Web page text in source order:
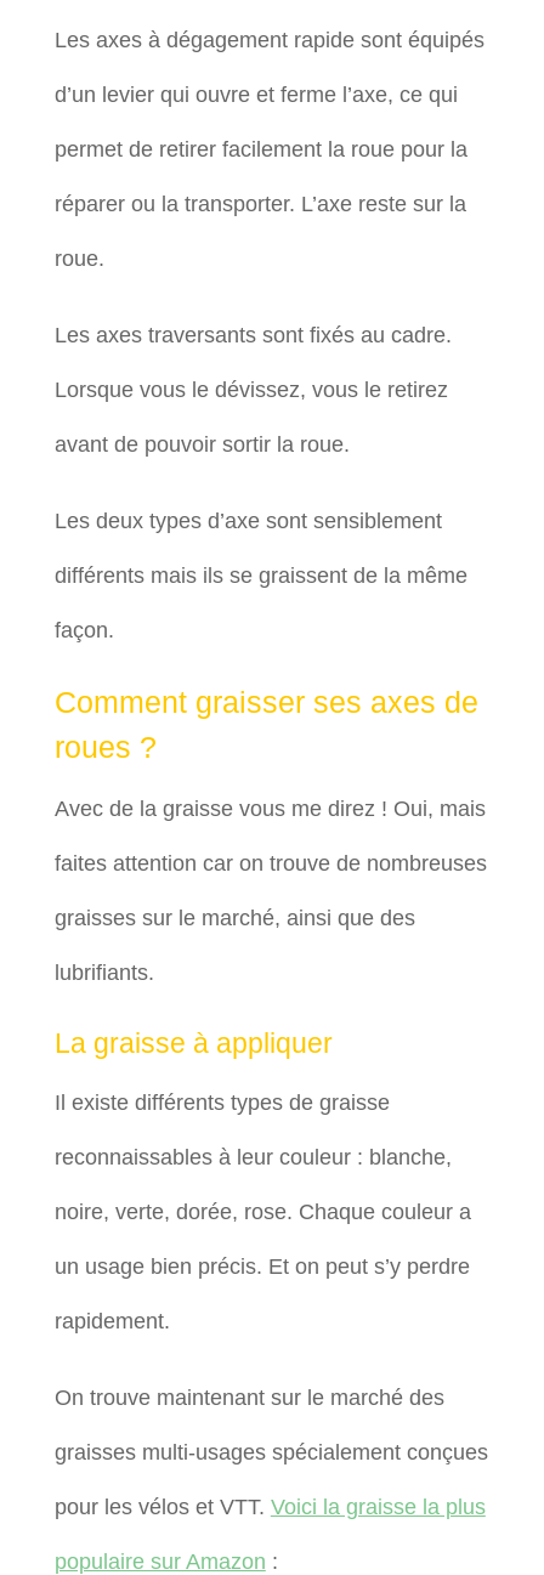
Les axes à dégagement rapide sont équipés
d’un levier qui ouvre et ferme l’axe, ce qui
permet de retirer facilement la roue pour la
réparer ou la transporter. L’axe reste sur la
roue.
Les axes traversants sont fixés au cadre.
Lorsque vous le dévissez, vous le retirez
avant de pouvoir sortir la roue.
Les deux types d’axe sont sensiblement
différents mais ils se graissent de la même
façon.
Comment graisser ses axes de
roues ?
Avec de la graisse vous me direz ! Oui, mais
faites attention car on trouve de nombreuses
graisses sur le marché, ainsi que des
lubrifiants.
La graisse à appliquer
Il existe différents types de graisse
reconnaissables à leur couleur : blanche,
noire, verte, dorée, rose. Chaque couleur a
un usage bien précis. Et on peut s’y perdre
rapidement.
On trouve maintenant sur le marché des
graisses multi-usages spécialement conçues
pour les vélos et VTT. Voici la graisse la plus
populaire sur Amazon :